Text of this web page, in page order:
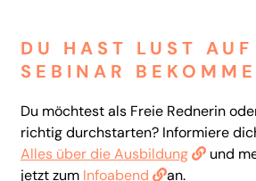
DU HAST LUST AUF
SEBINAR
Du möchtest als Freie Rednerin
richtig durchstarten? Informiere
Alles über die Ausbildung
und
jetzt zum Infoabend an.